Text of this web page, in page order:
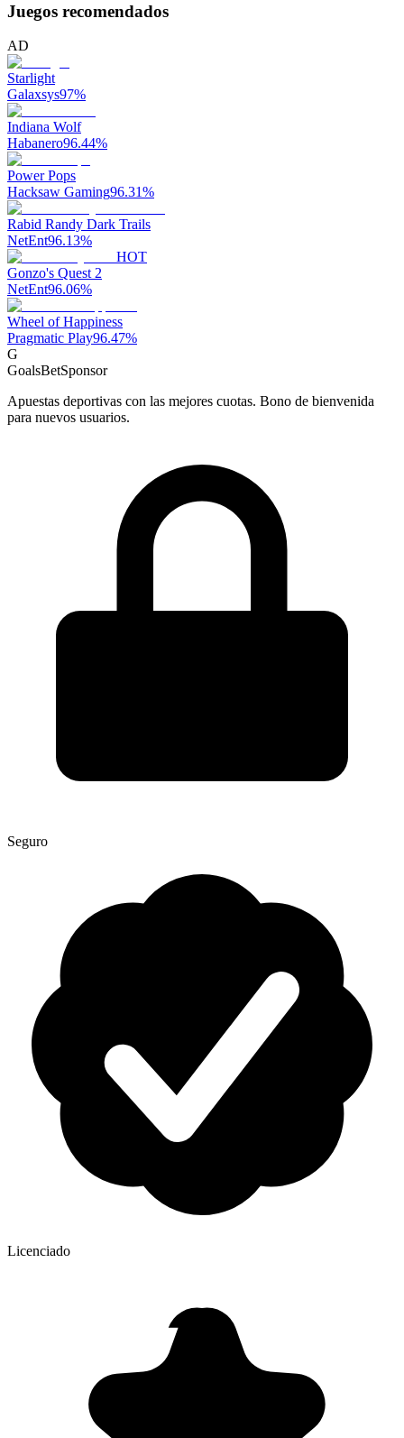
Juegos recomendados
AD
Starlight
Galaxsys97%
Indiana Wolf
Habanero96.44%
Power Pops
Hacksaw Gaming96.31%
Rabid Randy Dark Trails
NetEnt96.13%
HOT
Gonzo's Quest 2
NetEnt96.06%
Wheel of Happiness
Pragmatic Play96.47%
G
GoalsBetSponsor
Apuestas deportivas con las mejores cuotas. Bono de bienvenida
para nuevos usuarios.
Seguro
Licenciado